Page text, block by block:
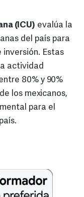
(ICU) evalúa la
del país para
Estas
actividad
80% y 90%
los mexicanos,
para el